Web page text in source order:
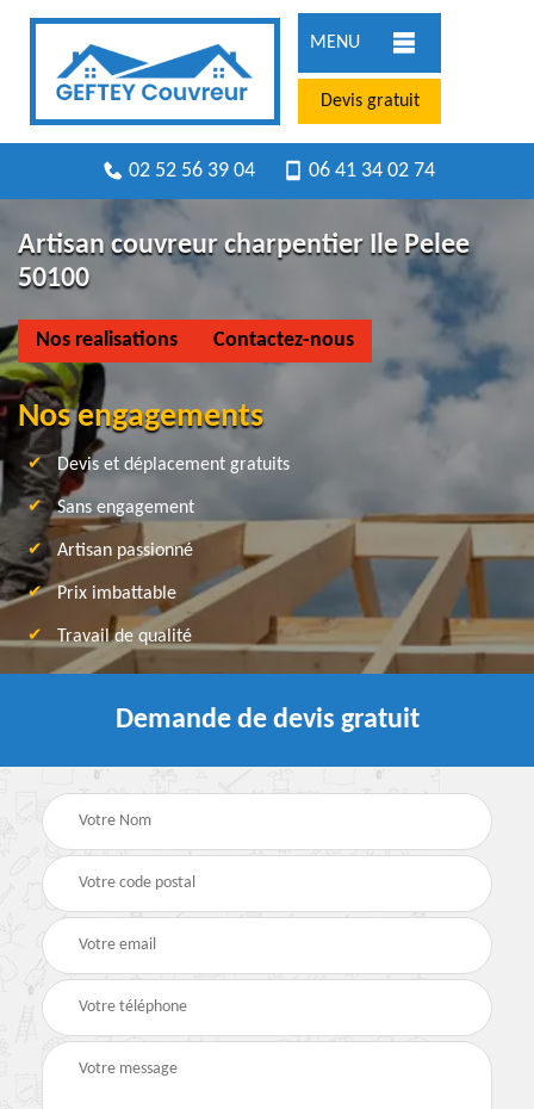
MENU
Devis gratuit
02 52 56 39 04 06 41 34 02 74
Artisan couvreur charpentier Ile Pelee
50100
Nos realisations Contactez-nous
Nos engagements
Devis et déplacement gratuits
Sans engagement
Artisan passionné
Prix imbattable
Travail de qualité
Demande de devis gratuit